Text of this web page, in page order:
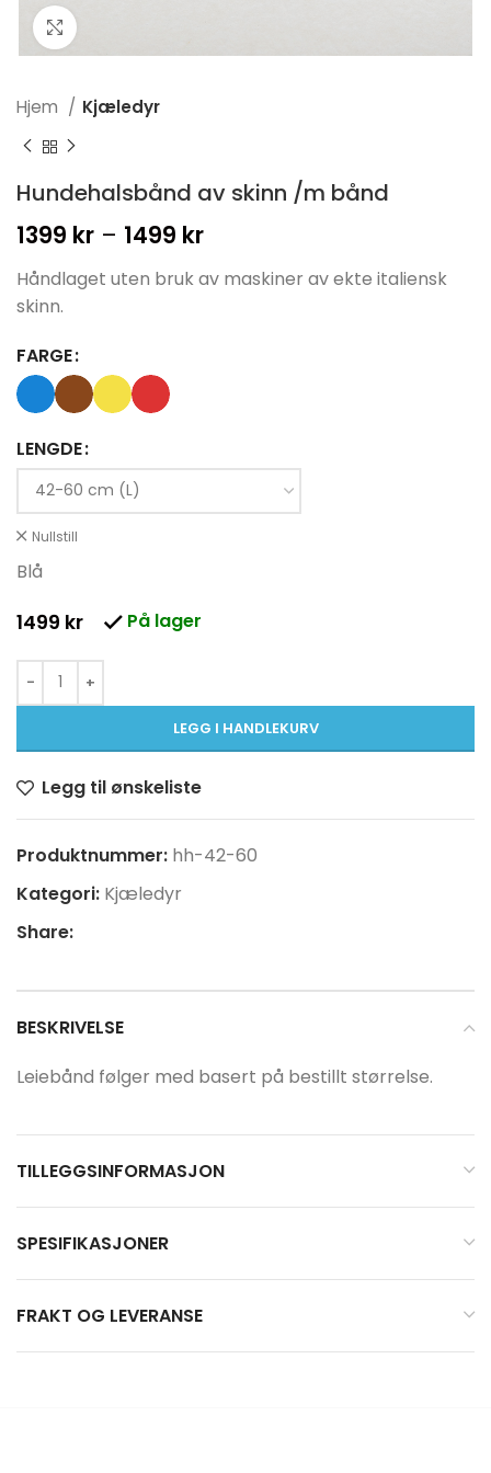
Hjem Kjæledyr
Hundehalsbånd av skinn /m bånd
1399 kr – 1499 kr
Håndlaget uten bruk av maskiner av ekte italiensk
skinn.
FARGE
LENGDE
Nullstill
Blå
1499 kr På lager
LEGG I HANDLEKURV
Legg til ønskeliste
Produktnummer: hh-42-60
Kategori: Kjæledyr
Share:
BESKRIVELSE
Leiebånd følger med basert på bestillt størrelse.
TILLEGGSINFORMASJON
SPESIFIKASJONER
FRAKT OG LEVERANSE